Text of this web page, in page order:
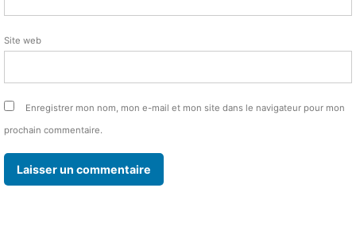
Site web
Enregistrer mon nom, mon e-mail et mon site dans le navigateur pour mon
prochain commentaire.